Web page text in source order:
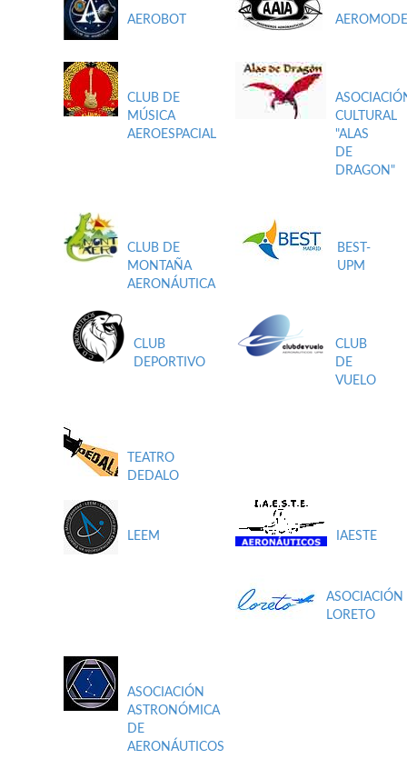
AEROBOT
CLUB DE
MÚSICA
AEROESPACIAL
CULTURAL
"ALAS
DE
DRAGON"
CLUB DE
MONTAÑA
AERONÁUTICA
BEST-
UPM
CLUB
DEPORTIVO
CLUB
DE
VUELO
TEATRO
DEDALO
LEEM IAESTE
ASOCIACIÓN
LORETO
ASOCIACIÓN
ASTRONÓMICA
DE
AERONÁUTICOS